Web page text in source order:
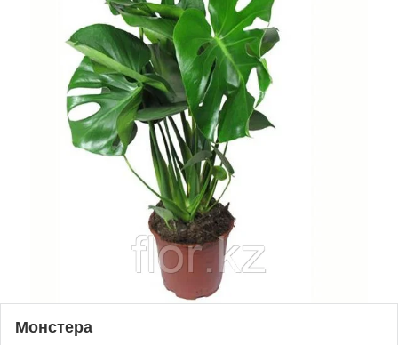
Монстера